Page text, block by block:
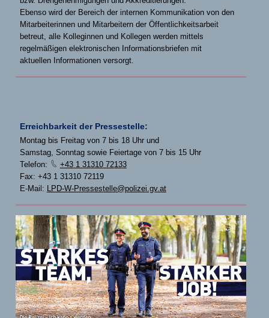
Ebenso wird der Bereich der internen Kommunikation von den
Mitarbeiterinnen und Mitarbeitern der Öffentlichkeitsarbeit
betreut, alle Kolleginnen und Kollegen werden mittels
regelmäßigen elektronischen Informationsbriefen mit
aktuellen Informationen versorgt.
Erreichbarkeit der Pressestelle:
Montag bis Freitag von 7 bis 18 Uhr und
Samstag, Sonntag sowie Feiertage von 7 bis 15 Uhr
Telefon:
+43 1 31310 72133
Fax: +43 1 31310 72119
E-Mail:
LPD-W-Pressestelle@polizei.gv.at